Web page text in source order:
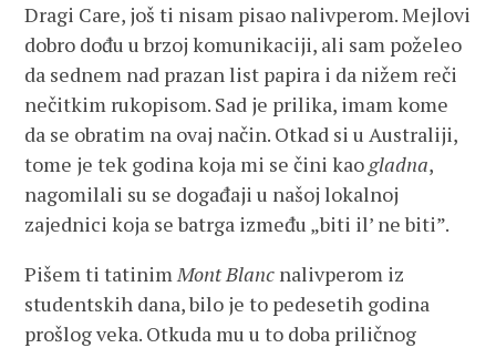
Dragi Care, još ti nisam pisao nalivperom. Mejlovi
dobro dođu u brzoj komunikaciji, ali sam poželeo
da sednem nad prazan list papira i da nižem reči
nečitkim rukopisom. Sad je prilika, imam kome
da se obratim na ovaj način. Otkad si u Australiji,
tome je tek godina koja mi se čini kao gladna,
nagomilali su se događaji u našoj lokalnoj
zajednici koja se batrga između „biti il’ ne biti”.
Pišem ti tatinimMont Blanc nalivperom iz
studentskih dana, bilo je to pedesetih godina
prošlog veka. Otkuda mu u to doba priličnog